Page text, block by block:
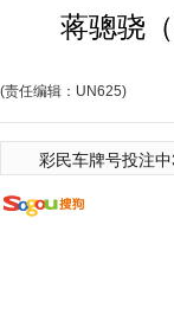
蒋骢骁（
(责任编辑：UN625)
彩民车牌号投注